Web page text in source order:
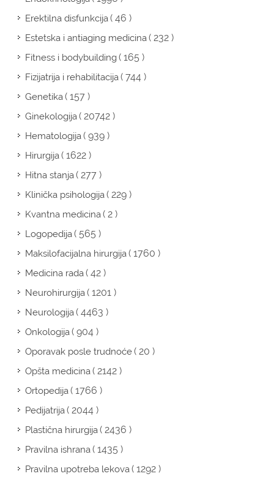
Erektilna disfunkcija( 46 )
Estetska i antiaging medicina( 232 )
Fitness i bodybuilding( 165 )
Fizijatrija i rehabilitacija( 744 )
Genetika( 157 )
Ginekologija( 20742 )
Hematologija( 939 )
Hirurgija( 1622 )
Hitna stanja( 277 )
Klinička psihologija( 229 )
Kvantna medicina( 2 )
Logopedija( 565 )
Maksilofacijalna hirurgija( 1760 )
Medicina rada( 42 )
Neurohirurgija( 1201 )
Neurologija( 4463 )
Onkologija( 904 )
Oporavak posle trudnoće( 20 )
Opšta medicina( 2142 )
Ortopedija( 1766 )
Pedijatrija( 2044 )
Plastična hirurgija( 2436 )
Pravilna ishrana( 1435 )
Pravilna upotreba lekova( 1292 )